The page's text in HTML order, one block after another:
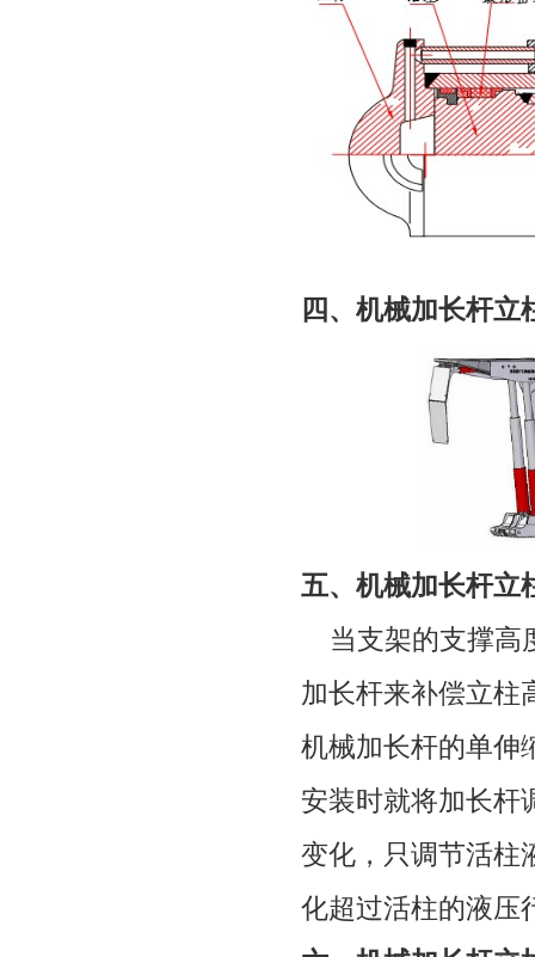
四、机械加长杆立
五、机械加长杆立
当支架的支撑高
加长杆来补偿立柱
机械加长杆的单伸
安装时就将加长杆
变化，只调节活柱
化超过活柱的液压